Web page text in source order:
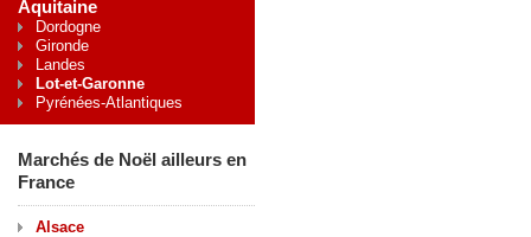
Aquitaine
Dordogne
Gironde
Landes
Lot-et-Garonne
Pyrénées-Atlantiques
Marchés de Noël ailleurs en
France
Alsace